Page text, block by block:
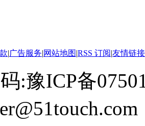
|广告服务|网站地图|RSS 订阅|友情链接
:豫ICP备